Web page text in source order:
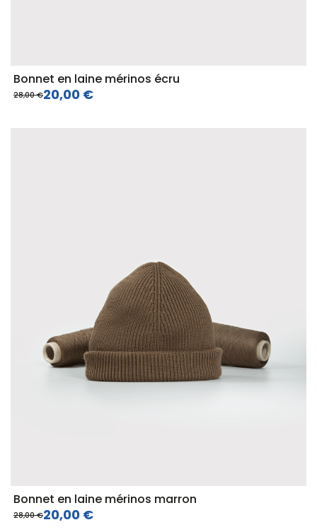
Bonnet en laine mérinos écru
28,00 €20,00 €
Bonnet en laine mérinos marron
28,00 €20,00 €